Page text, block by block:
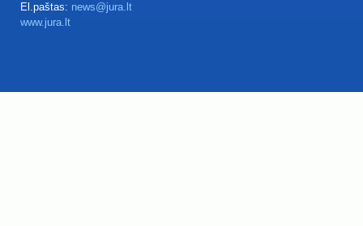
El.paštas: news@jura.lt
www.jura.lt